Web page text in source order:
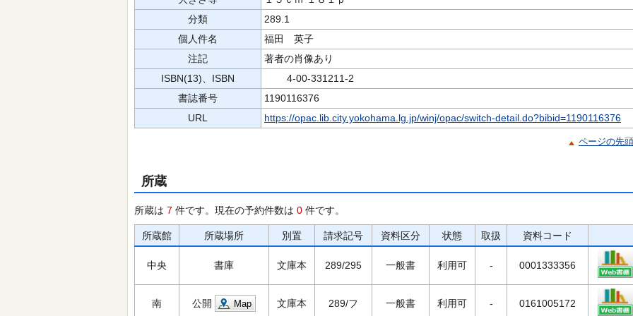
分類
289.1
個人件名
福田 英子
注記
著者の肖像あり
ISBN(13)、ISBN
4-00-331211-2
書誌番号
1190116376
URL
https://opac.lib.city.yokohama.lg.jp/winj/opac/switch-detail.do?bibid=1190116376
ページの先
所蔵
所蔵は 7 件です。現在の予約件数は 0 件です。
所蔵館 所蔵場所 別置 請求記号 資料区分 状態 取扱 資料コード
中央 書庫 文庫本 289/295 一般書 利用可 - 0001333356
南 公開 Map 文庫本 289/フ 一般書 利用可 - 0161005172